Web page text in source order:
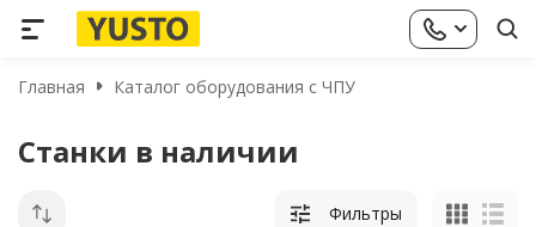
Главная Каталог оборудования с ЧПУ
Станки в наличии
Фильтры